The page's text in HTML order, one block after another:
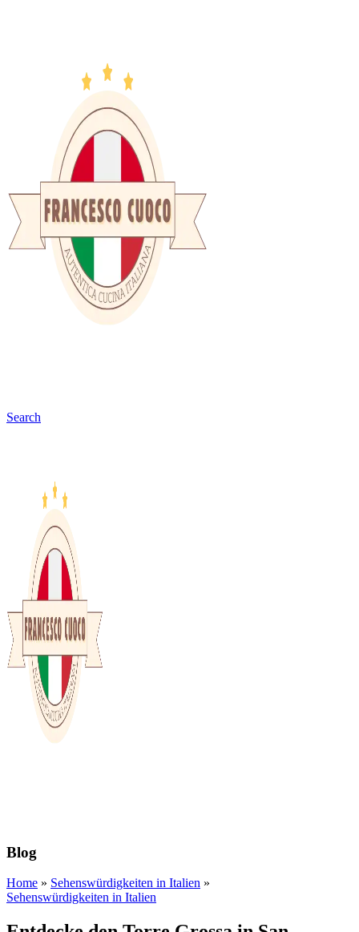
Search
Blog
Home » Sehenswürdigkeiten in Italien »
Sehenswürdigkeiten in Italien